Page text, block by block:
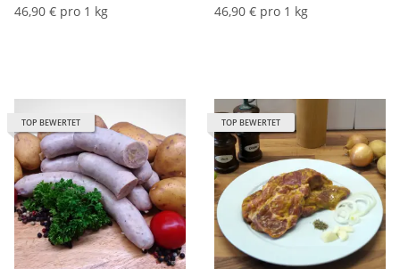
46,90 € pro 1 kg
46,90 € pro 1 kg
TOP BEWERTET TOP BEWERTET